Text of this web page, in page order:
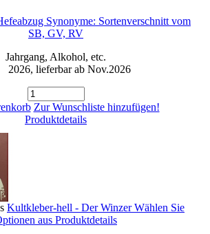
Synonyme: Sortenverschnitt vom
SB, GV, RV
Jahrgang, Alkohol, etc.
2026, lieferbar ab Nov.2026
Zur Wunschliste hinzufügen!
Produktdetails
Kultkleber-hell - Der WinzerWählen Sie
aus Produktdetails